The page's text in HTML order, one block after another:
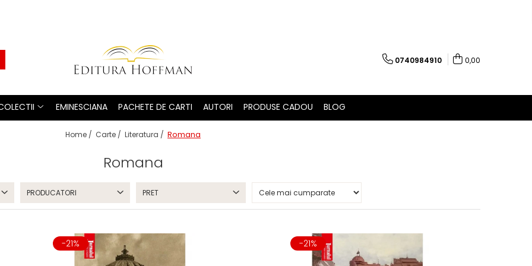
0740984910 0,00
EMINESCIANA PACHETE DE CARTI AUTORI PRODUSE CADOU BLOG
Home / Carte / Literatura / Romana
Romana
PRODUCATORI PRET
-21% -21%